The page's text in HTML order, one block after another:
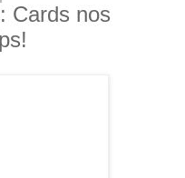
Cards nos